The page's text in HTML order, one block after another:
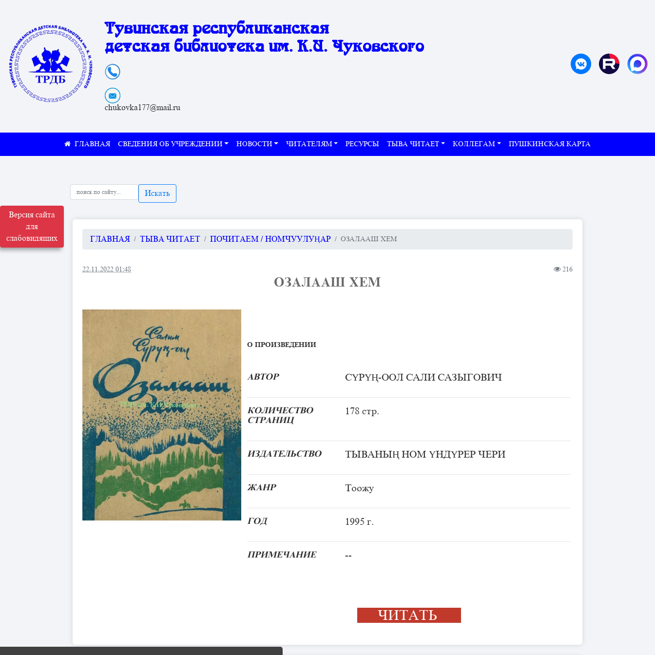
Версия сайта
для
слабовидящих
Тувинская республиканская
детская библиотека им. К.И. Чуковского
chukovka177@mail.ru
СВЕДЕНИЯ ОБ УЧРЕЖДЕНИИ НОВОСТИ ЧИТАТЕЛЯМ РЕСУРСЫ ТЫВА ЧИТАЕТ КОЛЛЕГАМ ПУШКИНСКАЯ КАРТА
Искать
ГЛАВНАЯ ТЫВА ЧИТАЕТ ПОЧИТАЕМ / НОМЧУУЛУҢАР ОЗАЛААШ ХЕМ
22.11.2022 01:48 216
ОЗАЛААШ ХЕМ
О ПРОИЗВЕДЕНИИ
АВТОР СҮРҮҢ-ООЛ САЛИ САЗЫГОВИЧ
КОЛИЧЕСТВО
СТРАНИЦ
178 стр.
ИЗДАТЕЛЬСТВО ТЫВАНЫҢ НОМ ҮНДҮРЕР ЧЕРИ
ЖАНР Тоожу
ГОД 1995 г.
ПРИМЕЧАНИЕ --
ЧИТАТЬ